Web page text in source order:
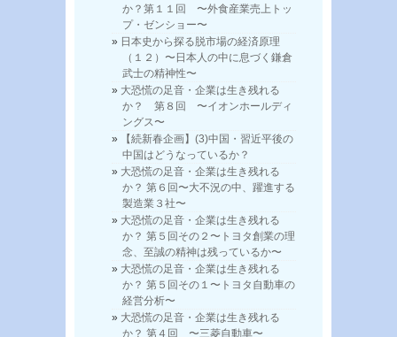
か？第１１回 〜外食産業売上トッ
プ・ゼンショー〜
日本史から探る脱市場の経済原理
（１２）〜日本人の中に息づく鎌倉
武士の精神性〜
大恐慌の足音・企業は生き残れる
か？ 第８回 〜イオンホールディ
ングス〜
【続新春企画】(3)中国・習近平後の
中国はどうなっているか？
大恐慌の足音・企業は生き残れる
か？ 第６回〜大不況の中、躍進する
製造業３社〜
大恐慌の足音・企業は生き残れる
か？ 第５回その２〜トヨタ創業の理
念、至誠の精神は残っているか〜
大恐慌の足音・企業は生き残れる
か？ 第５回その１〜トヨタ自動車の
経営分析〜
大恐慌の足音・企業は生き残れる
か？ 第４回 〜三菱自動車〜